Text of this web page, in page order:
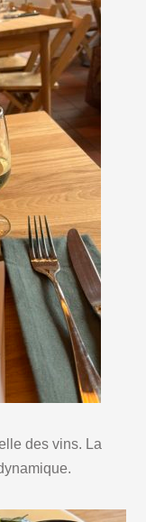
des vins. La